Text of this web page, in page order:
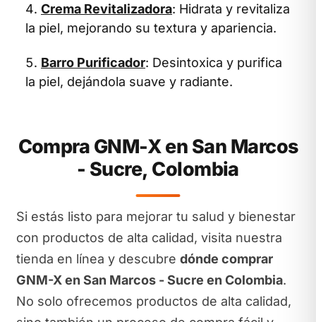
Crema Revitalizadora: Hidrata y revitaliza
la piel, mejorando su textura y apariencia.
Barro Purificador: Desintoxica y purifica
la piel, dejándola suave y radiante.
Compra GNM-X en San Marcos
- Sucre, Colombia
Si estás listo para mejorar tu salud y bienestar
con productos de alta calidad, visita nuestra
tienda en línea y descubre dónde comprar
GNM-X en San Marcos - Sucre en Colombia.
No solo ofrecemos productos de alta calidad,